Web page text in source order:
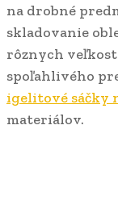
na drobné
skladovanie
rôznych
spoľahlivého
igelitové sáčky
materiálov.